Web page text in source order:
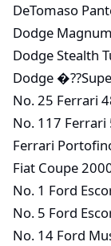
DeTomaso
Dodge
Dodge Stealth
Dodge
No. 25 Ferrari
No. 117
Ferrari
Fiat Coupe
No. 1 Ford
No. 5 Ford
No. 14 Ford